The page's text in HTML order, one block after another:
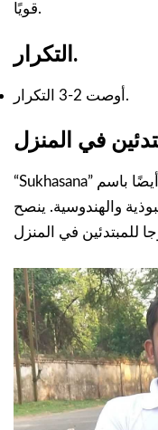
قويًا.
التكرار.
أوصت 2-3 التكرار.
والهندوسية. ينصح